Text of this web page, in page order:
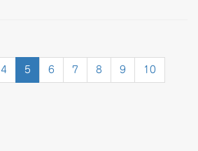
4 5 6 7 8 9 10